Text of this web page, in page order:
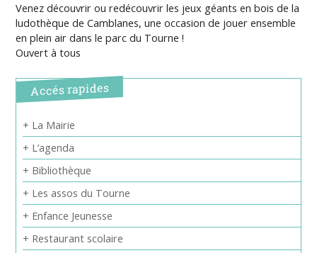
Venez découvrir ou redécouvrir les jeux géants en bois de la
ludothèque de Camblanes, une occasion de jouer ensemble
en plein air dans le parc du Tourne !
Ouvert à tous
Accés rapides
+ La Mairie
+ L’agenda
+ Bibliothèque
+ Les assos du Tourne
+ Enfance Jeunesse
+ Restaurant scolaire